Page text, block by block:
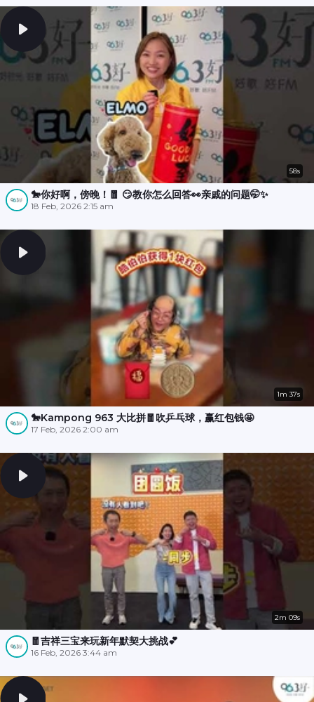
58s
🐎你好啊，傍晚！🧧 😏教你怎么回答👀亲戚的问题🤭✨
18 Feb, 2026 2:15 am
1m 37s
🐎Kampong 963 大比拼🧧吹乒乓球，赢红包钱🤩
17 Feb, 2026 2:00 am
2m 09s
🧧吉祥三宝来玩新年默契大挑战💕
16 Feb, 2026 3:44 am